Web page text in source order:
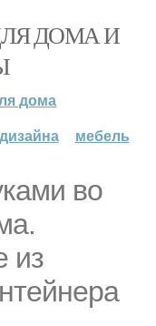
ДОМА И
дома
мебель
во
из